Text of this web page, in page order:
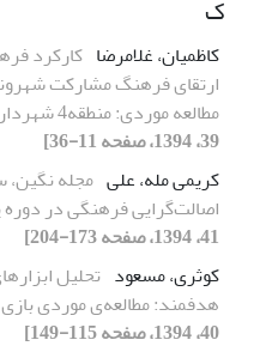
ک
کاظمیان، غلامرضا کارکرد
ارتقای فرهنگ مشارکت
مطالعه موردی: منطقه4 شهرداری تهران)
39، 1394، صفحه 11-36]
کریمی مله، علی مجله
اصالت‌گرایی فرهنگی در
41، 1394، صفحه 173-204]
کوثری، مسعود تحلیل
هدفمند: مطالعه‌ی موردی
40، 1394، صفحه 115-149]